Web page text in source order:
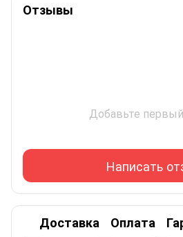
Отзывы
Добавьте
Написать
Доставка Оплата